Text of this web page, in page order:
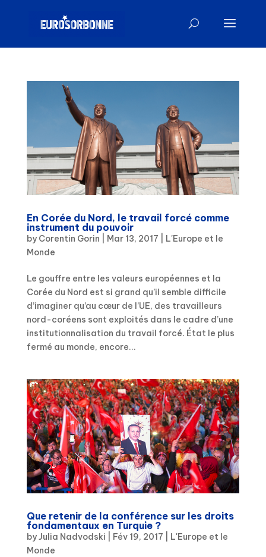
En Corée du Nord, le travail forcé comme
instrument du pouvoir
by Corentin Gorin Mar 13, 2017
L'Europe et le
Monde
Le gouffre entre les valeurs européennes et la
Corée du Nord est si grand qu’il semble difficile
d’imaginer qu’au cœur de l’UE, des travailleurs
nord-coréens sont exploités dans le cadre d’une
institutionnalisation du travail forcé. État le plus
fermé au monde, encore...
Que retenir de la conférence sur les droits
fondamentaux en Turquie ?
byJulia Nadvodski Fév 19, 2017
L'Europe et le
Monde